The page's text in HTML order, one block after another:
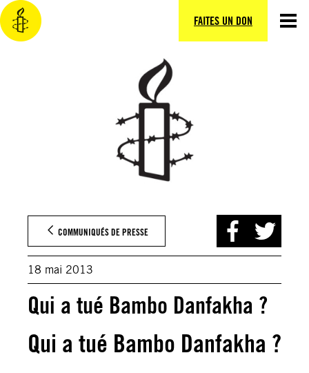
FAITES UN DON
Aller
au
contenu
COMMUNIQUÉS DE PRESSE
18 mai 2013
Qui a tué Bambo Danfakha ?
Qui a tué Bambo Danfakha ?